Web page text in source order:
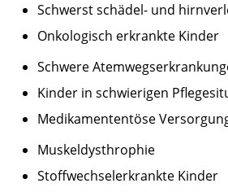
Schwerst schädel- und
Onkologisch erkrankte Kinder
Schwere
Kinder in schwierigen
Medikamententöse
Muskeldysthrophie
Stoffwechselerkrankte Kinder